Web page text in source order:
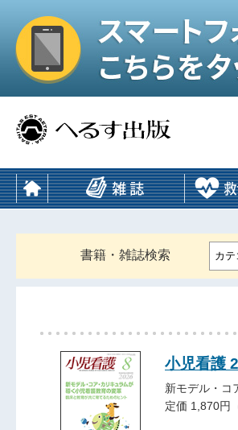
書籍・雑誌検索 カ
小児看護
新モデル・コ
定価 1,870円